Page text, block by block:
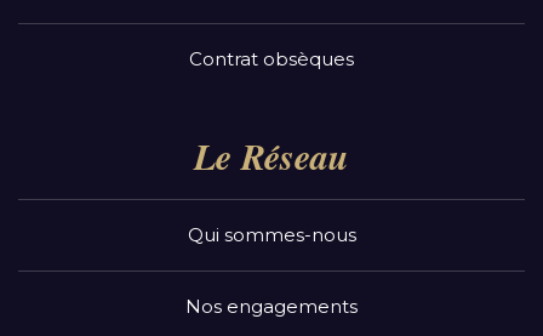
Contrat obsèques
Le Réseau
Qui sommes-nous
Nos engagements